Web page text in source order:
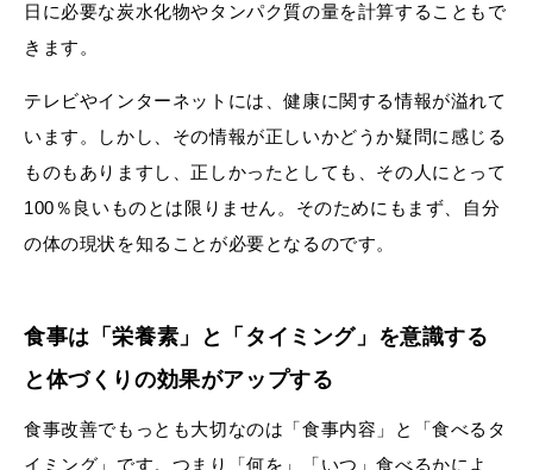
日に必要な炭水化物やタンパク質の量を計算することもで
きます。
テレビやインターネットには、健康に関する情報が溢れて
います。しかし、その情報が正しいかどうか疑問に感じる
ものもありますし、正しかったとしても、その人にとって
100％良いものとは限りません。そのためにもまず、自分
の体の現状を知ることが必要となるのです。
食事は「栄養素」と「タイミング」を意識する
と体づくりの効果がアップする
食事改善でもっとも大切なのは「食事内容」と「食べるタ
イミング」です。つまり「何を」「いつ」食べるかによ